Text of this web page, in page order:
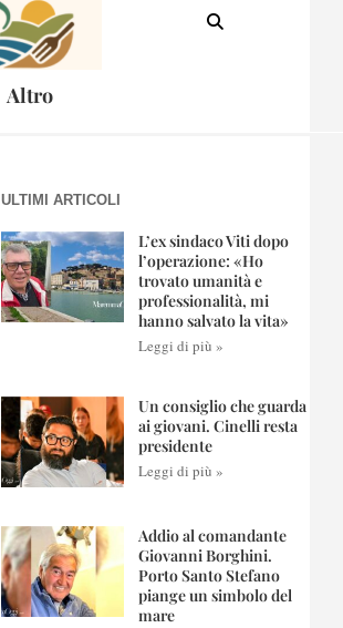
Altro
ULTIMI ARTICOLI
L’ex sindaco Viti dopo
l’operazione: «Ho
trovato umanità e
professionalità, mi
hanno salvato la vita»
Leggi di più »
Un consiglio che guarda
ai giovani. Cinelli resta
presidente
Leggi di più »
Addio al comandante
Giovanni Borghini.
Porto Santo Stefano
piange un simbolo del
mare